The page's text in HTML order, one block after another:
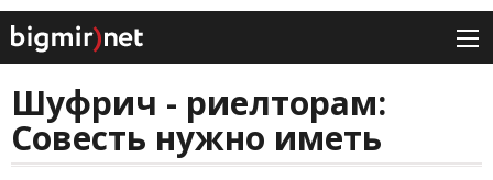
Шуфрич - риелторам:
Совесть нужно иметь